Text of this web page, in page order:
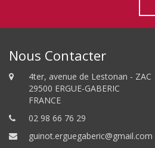
Nous Contacter
4ter, avenue de Lestonan - ZAC
29500 ERGUE-GABERIC
FRANCE
02 98 66 76 29
guinot.erguegaberic@gmail.com